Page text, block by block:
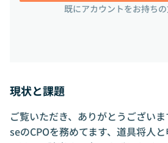
既にアカウントをお持ち
現状と課題
ご覧いただき、ありがとうござい
seのCPOを務めてます、道具将人と